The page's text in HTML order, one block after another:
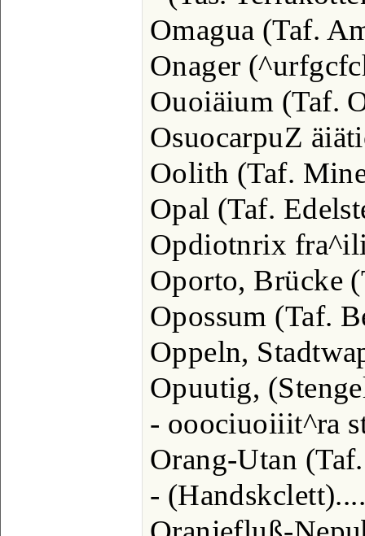
Omagua (Taf.
Onager
Ouoiäium (Taf.
OsuocarpuZ
Oolith (Taf.
Opal (Taf.
Opdiotnrix
Oporto, Brücke
Opossum (Taf.
Oppeln,
Opuutig,
- ooociuoiiit^ra
Orang-Utan
-